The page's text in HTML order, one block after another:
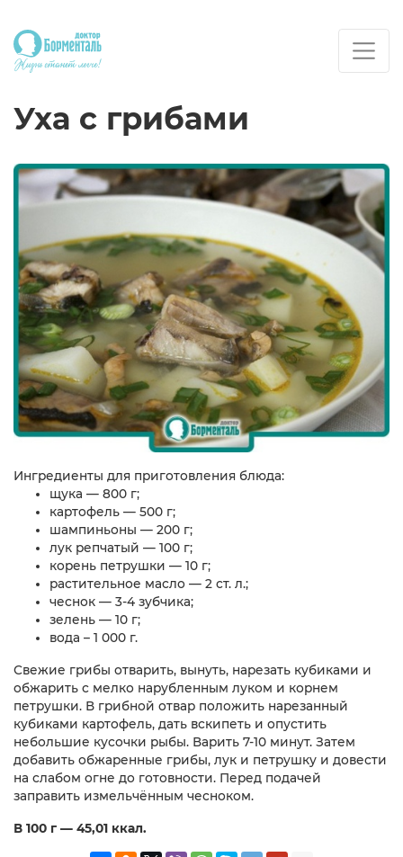
Уха с грибами
Ингредиенты для приготовления блюда:
щука — 800 г;
картофель — 500 г;
шампиньоны — 200 г;
лук репчатый — 100 г;
корень петрушки — 10 г;
растительное масло — 2 ст. л.;
чеснок — 3-4 зубчика;
зелень — 10 г;
вода – 1 000 г.
Свежие грибы отварить, вынуть, нарезать кубиками и
обжарить с мелко нарубленным луком и корнем
петрушки. В грибной отвар положить нарезанный
кубиками картофель, дать вскипеть и опустить
небольшие кусочки рыбы. Варить 7-10 минут. Затем
добавить обжаренные грибы, лук и петрушку и довести
на слабом огне до готовности. Перед подачей
заправить измельчённым чесноком.
В 100 г — 45,01 ккал.